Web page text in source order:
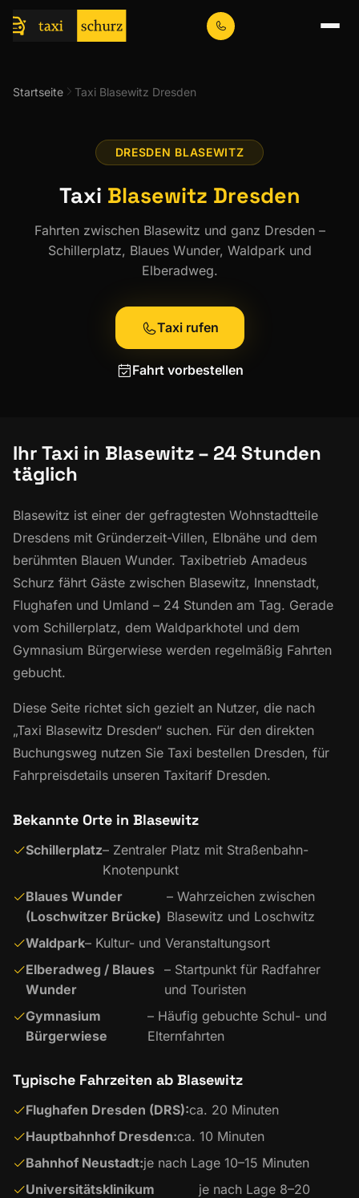
Startseite Taxi Blasewitz Dresden
DRESDEN BLASEWITZ
Taxi Blasewitz Dresden
Fahrten zwischen Blasewitz und ganz Dresden –
Schillerplatz, Blaues Wunder, Waldpark und
Elberadweg.
Taxi rufen
Fahrt vorbestellen
Ihr Taxi in Blasewitz – 24 Stunden
täglich
Blasewitz ist einer der gefragtesten Wohnstadtteile
Dresdens mit Gründerzeit-Villen, Elbnähe und dem
berühmten Blauen Wunder. Taxibetrieb Amadeus
Schurz fährt Gäste zwischen Blasewitz, Innenstadt,
Flughafen und Umland – 24 Stunden am Tag. Gerade
vom Schillerplatz, dem Waldparkhotel und dem
Gymnasium Bürgerwiese werden regelmäßig Fahrten
gebucht.
Diese Seite richtet sich gezielt an Nutzer, die nach
„Taxi Blasewitz Dresden“ suchen. Für den direkten
Buchungsweg nutzen Sie Taxi bestellen Dresden, für
Fahrpreisdetails unseren Taxitarif Dresden.
Bekannte Orte in Blasewitz
Schillerplatz– Zentraler Platz mit Straßenbahn-
Knotenpunkt
Blaues Wunder
(Loschwitzer Brücke)
– Wahrzeichen zwischen
Blasewitz und Loschwitz
Waldpark– Kultur- und Veranstaltungsort
Elberadweg / Blaues
Wunder
– Startpunkt für Radfahrer
und Touristen
Gymnasium
Bürgerwiese
– Häufig gebuchte Schul- und
Elternfahrten
Typische Fahrzeiten ab Blasewitz
Flughafen Dresden (DRS):ca. 20 Minuten
Hauptbahnhof Dresden:ca. 10 Minuten
Bahnhof Neustadt:je nach Lage 10–15 Minuten
Universitätsklinikum
je nach Lage 8–20